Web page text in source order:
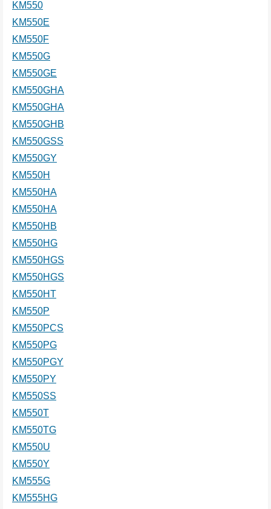
KM550
KM550E
KM550F
KM550G
KM550GE
KM550GHA
KM550GHA
KM550GHB
KM550GSS
KM550GY
KM550H
KM550HA
KM550HA
KM550HB
KM550HG
KM550HGS
KM550HGS
KM550HT
KM550P
KM550PCS
KM550PG
KM550PGY
KM550PY
KM550SS
KM550T
KM550TG
KM550U
KM550Y
KM555G
KM555HG